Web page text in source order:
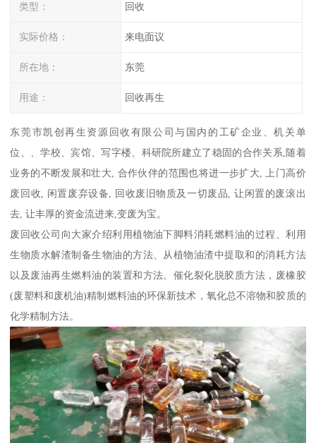
类型： 回收
实际价格： 来电面议
所在地： 东莞
用途： 回收再生
东莞市凯创再生资源回收有限公司与国内的工矿企业、机关单
位、、学校、宾馆、写字楼、科研院所建立了稳固的合作关系,随着
业务的不断发展和壮大, 合作伙伴的范围也将进一步扩大, 上门高价
废回收, 闲置废弃设备, 回收废旧物质及一切废品, 让闲置的废滚出
去, 让丰厚的资金流进来,变废为宝。
废回收公司向大家介绍利用植物油下脚料消耗燃料油的过程、利用
生物质水解渣制备生物油的方法、从植物油渣中提取和的消耗方法
以及废油再生燃料油的装置和方法。催化裂化脱胶质方法，废橡胶
(废塑料和废机油)精制燃料油的环保新技术，氧化总不溶物和胶质的
化学精制方法。